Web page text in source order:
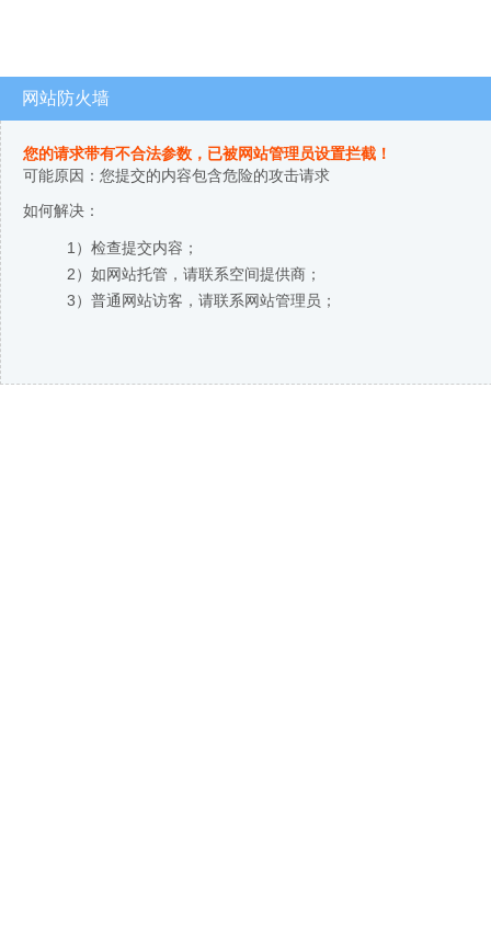
网站防火墙
您的请求带有不合法参数，已被网站管理员设置拦截！
可能原因：您提交的内容包含危险的攻击请求
如何解决：
1）检查提交内容；
2）如网站托管，请联系空间提供商；
3）普通网站访客，请联系网站管理员；